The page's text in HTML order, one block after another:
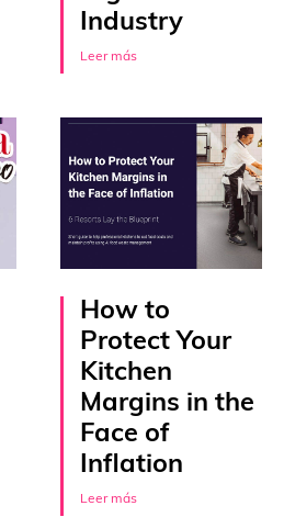
Industry
Leer más
How to
Protect Your
Kitchen
Margins in the
Face of
Inflation
Leer más